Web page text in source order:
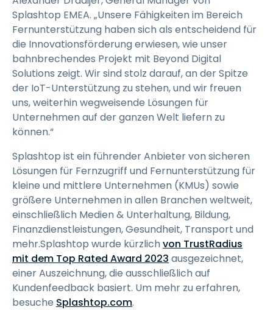
Splashtop EMEA. „Unsere Fähigkeiten im Bereich
Fernunterstützung haben sich als entscheidend für
die Innovationsförderung erwiesen, wie unser
bahnbrechendes Projekt mit Beyond Digital
Solutions zeigt. Wir sind stolz darauf, an der Spitze
der IoT-Unterstützung zu stehen, und wir freuen
uns, weiterhin wegweisende Lösungen für
Unternehmen auf der ganzen Welt liefern zu
können.“
Splashtop ist ein führender Anbieter von sicheren
Lösungen für Fernzugriff und Fernunterstützung für
kleine und mittlere Unternehmen (KMUs) sowie
größere Unternehmen in allen Branchen weltweit,
einschließlich Medien & Unterhaltung, Bildung,
Finanzdienstleistungen, Gesundheit, Transport und
mehr.Splashtop wurde kürzlichvon TrustRadius
mit dem Top Rated Award 2023 ausgezeichnet,
einer Auszeichnung, die ausschließlich auf
Kundenfeedback basiert. Um mehr zu erfahren,
besuche Splashtop.com.